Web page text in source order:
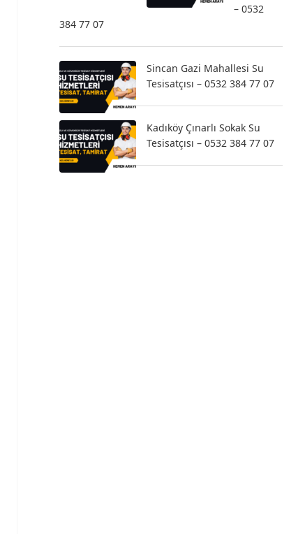
– 0532
384 77 07
Sincan Gazi Mahallesi Su
Tesisatçısı – 0532 384 77 07
Kadıköy Çınarlı Sokak Su
Tesisatçısı – 0532 384 77 07